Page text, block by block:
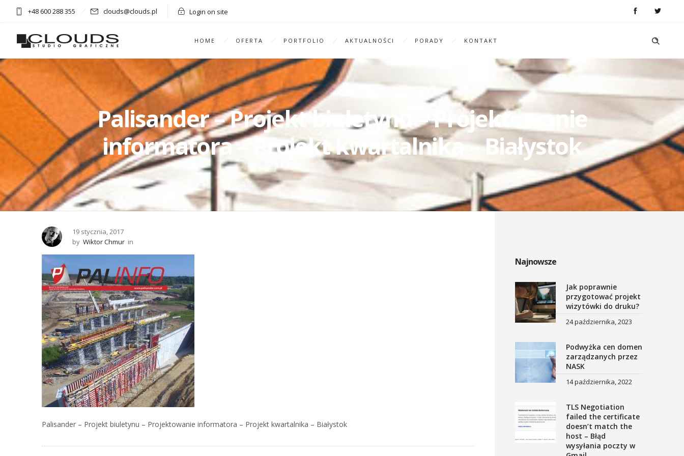
+48 600 288 355 clouds@clouds.pl Login on site
HOME OFERTA PORTFOLIO AKTUALNOŚCI PORADY KONTAKT
Palisander – Projekt biuletynu – Projektowanie
informatora – Projekt kwartalnika – Białystok
19 stycznia, 2017
by Wiktor Chmur in
Palisander – Projekt biuletynu – Projektowanie informatora – Projekt kwartalnika – Białystok
Najnowsze
Jak poprawnie
przygotować projekt
wizytówki do druku?
24 października, 2023
Podwyżka cen domen
zarządzanych przez
NASK
14 października, 2022
TLS Negotiation
failed the certificate
doesn’t match the
host – Błąd
wysyłania poczty w